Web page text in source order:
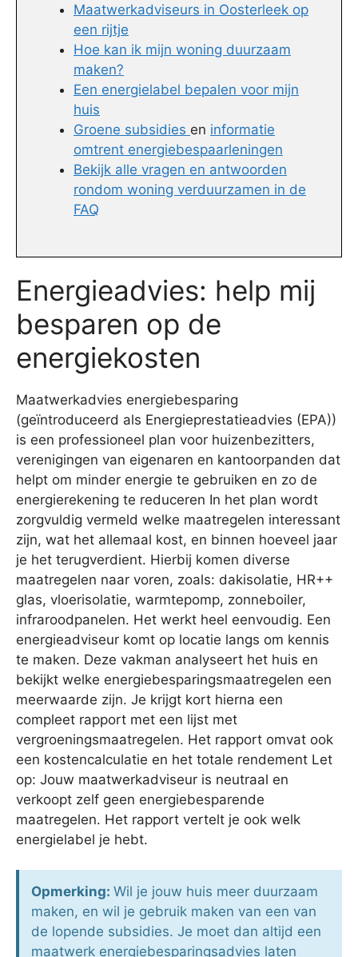
Maatwerkadviseurs in Oosterleek op
een rijtje
Hoe kan ik mijn woning duurzaam
maken?
Een energielabel bepalen voor mijn
huis
Groene subsidies en informatie
omtrent energiebespaarleningen
Bekijk alle vragen en antwoorden
rondom woning verduurzamen in de
FAQ
Energieadvies: help mij
besparen op de
energiekosten
Maatwerkadvies energiebesparing
(geïntroduceerd als Energieprestatieadvies (EPA))
is een professioneel plan voor huizenbezitters,
verenigingen van eigenaren en kantoorpanden dat
helpt om minder energie te gebruiken en zo de
energierekening te reduceren In het plan wordt
zorgvuldig vermeld welke maatregelen interessant
zijn, wat het allemaal kost, en binnen hoeveel jaar
je het terugverdient. Hierbij komen diverse
maatregelen naar voren, zoals: dakisolatie, HR++
glas, vloerisolatie, warmtepomp, zonneboiler,
infraroodpanelen. Het werkt heel eenvoudig. Een
energieadviseur komt op locatie langs om kennis
te maken. Deze vakman analyseert het huis en
bekijkt welke energiebesparingsmaatregelen een
meerwaarde zijn. Je krijgt kort hierna een
compleet rapport met een lijst met
vergroeningsmaatregelen. Het rapport omvat ook
een kostencalculatie en het totale rendement Let
op: Jouw maatwerkadviseur is neutraal en
verkoopt zelf geen energiebesparende
maatregelen. Het rapport vertelt je ook welk
energielabel je hebt.
Opmerking: Wil je jouw huis meer duurzaam
maken, en wil je gebruik maken van een van
de lopende subsidies. Je moet dan altijd een
maatwerk energiebesparingsadvies laten